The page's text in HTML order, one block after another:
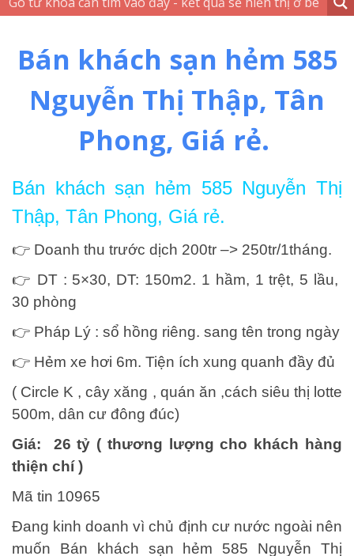
Bán khách sạn hẻm 585
Nguyễn Thị Thập, Tân
Phong, Giá rẻ.
Bán khách sạn hẻm 585 Nguyễn Thị
Thập, Tân Phong, Giá rẻ.
👉 Doanh thu trước dịch 200tr –> 250tr/1tháng.
👉 DT : 5×30, DT: 150m2. 1 hầm, 1 trệt, 5 lầu,
30 phòng
👉 Pháp Lý : sổ hồng riêng. sang tên trong ngày
👉 Hẻm xe hơi 6m. Tiện ích xung quanh đầy đủ
( Circle K , cây xăng , quán ăn ,cách siêu thị lotte
500m, dân cư đông đúc)
Giá: 26 tỷ ( thương lượng cho khách hàng
thiện chí )
Mã tin 10965
Đang kinh doanh vì chủ định cư nước ngoài nên
muốn Bán khách sạn hẻm 585 Nguyễn Thị